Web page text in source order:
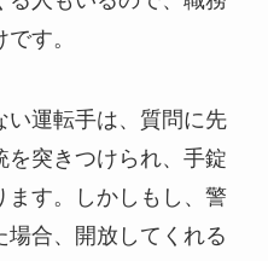
す。
い運転手は、質問に先
を突きつけられ、手錠
ます。しかしもし、警
合、開放してくれる